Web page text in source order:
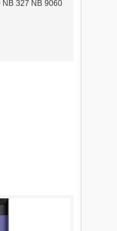
NB 327 NB 9060